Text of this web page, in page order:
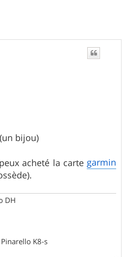
bijou)
acheté la carte garmin
DH
K8-s